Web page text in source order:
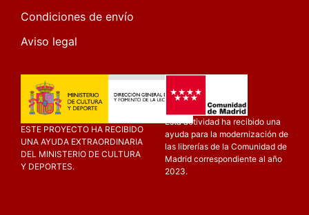
Condiciones de envío
Aviso legal
ESTE PROYECTO HA RECIBIDO
UNA AYUDA EXTRAORDINARIA
DEL MINISTERIO DE CULTURA
Y DEPORTES.
Esta actividad ha recibido una
ayuda para la modernización de
las librerías de la Comunidad de
Madrid correspondiente al año
2023.